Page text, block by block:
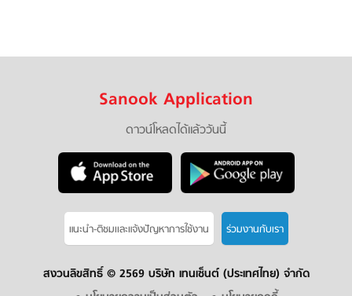
Sanook Application
ดาวน์โหลดได้แล้ววันนี้
แนะนำ-ติชมเเละแจ้งปัญหาการใช้งาน ร่วมงานกับเรา
สงวนลิขสิทธิ์ © 2569 บริษัท เทนเซ็นต์ (ประเทศไทย) จำกัด